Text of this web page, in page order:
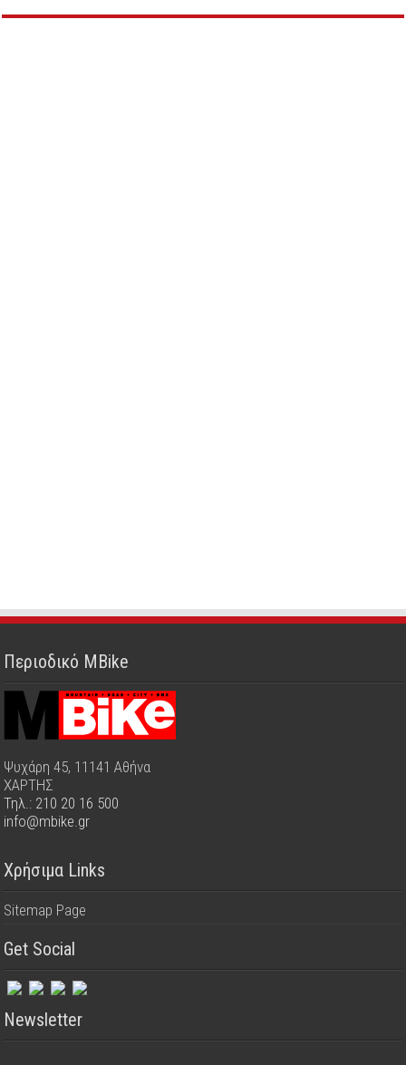
Περιοδικό MBike
Ψυχάρη 45, 11141 Αθήνα
ΧΑΡΤΗΣ
Τηλ.: 210 20 16 500
info@mbike.gr
Χρήσιμα Links
Sitemap Page
Get Social
Newsletter